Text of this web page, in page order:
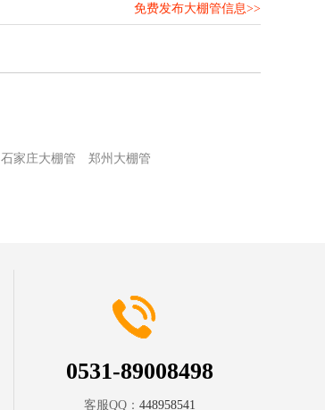
免费发布大棚管信息>>
石家庄大棚管
郑州大棚管
0531-89008498
客服QQ： 448958541